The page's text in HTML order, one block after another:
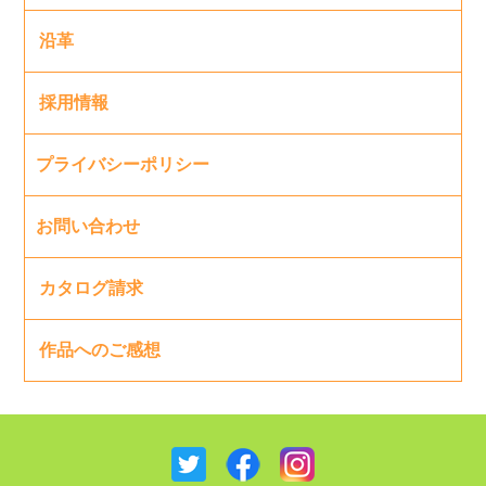
沿革
採用情報
プライバシーポリシー
お問い合わせ
カタログ請求
作品へのご感想